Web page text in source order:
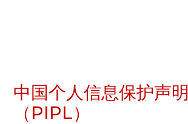
中国个人信息保护声明
（PIPL）